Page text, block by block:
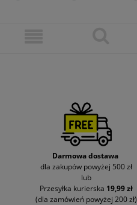
Darmowa dostawa
dla zakupów powyżej 500 zł
lub
Przesyłka kurierska 19,99 zł
(dla zamówień powyżej 200 zł)